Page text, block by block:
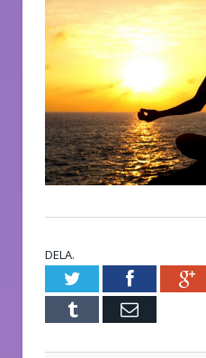
DELA.
TwitterFacebook
Tumblr E-